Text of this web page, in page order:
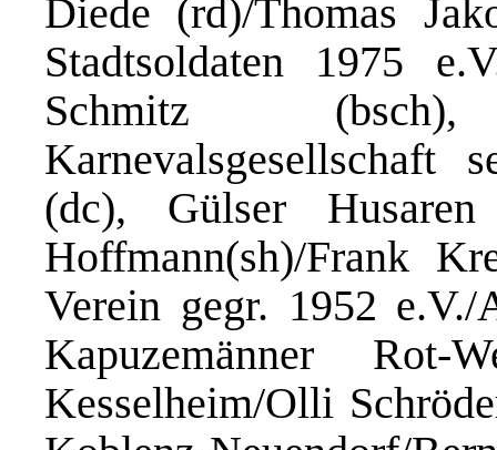
Diede (rd)/Thomas
Stadtsoldaten 1975
Schmitz
Karnevalsgesellschaft
(dc), Gülser
Hoffmann(sh)/Frank
Verein gegr. 1952
Kapuzemänner
Kesselheim/Olli